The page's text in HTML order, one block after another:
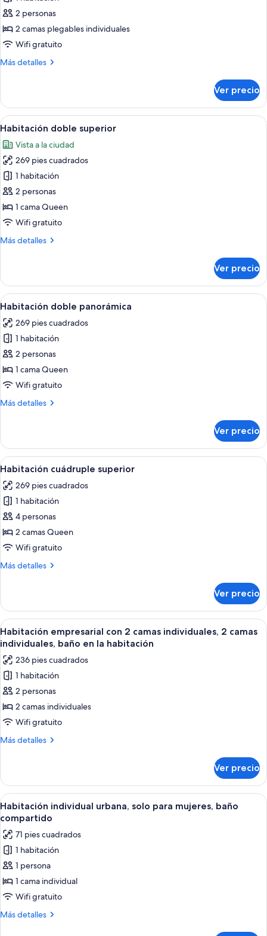
de
Habitación
estándar
2
2 personas
2 camas plegables individuales
Wifi gratuito
Más detalles
Más
estándar
con
2
individuales
Ver precio
Abrir
todas
las
fotos
de
Habitación
doble
superior
Una habitación de hotel con un
8
Habitación doble superior
Vista a la ciudad
269 pies cuadrados
1 habitación
2 personas
1 cama Queen
Wifi gratuito
Más detalles
Más
doble
superior
Ver precio
Abrir
todas
las
fotos
de
Habitación
doble
Una habitación moderna con un
9
Habitación doble panorámica
269 pies cuadrados
1 habitación
2 personas
1 cama Queen
Wifi gratuito
Más detalles
Más
doble
panorámica
Ver precio
Abrir
todas
las
fotos
de
Habitación
cuádruple
Habitación de hotel con dos camas,
11
Habitación cuádruple superior
269 pies cuadrados
1 habitación
4 personas
2 camas Queen
Wifi gratuito
Más detalles
Más
cuádruple
superior
Ver precio
Abrir
todas
las
fotos
de
Habitación
empresarial
con
2
2
camas
individuales,
baño
en
la
habitación
Una habitación de hotel con dos
6
Habitación empresarial con 2 camas individuales, 2 camas
individuales, baño en la habitación
236 pies cuadrados
1 habitación
2 personas
2 camas individuales
Wifi gratuito
Más detalles
Más
empresarial
con
2
camas
individuales,
2
camas
individuales,
baño
en
habitación
Ver precio
Abrir
todas
las
fotos
de
Habitación
individual
urbana,
solo
Una habitación de hotel con una
5
Habitación individual urbana, solo para mujeres, baño
compartido
71 pies cuadrados
1 habitación
1 persona
1 cama individual
Wifi gratuito
Más detalles
Más